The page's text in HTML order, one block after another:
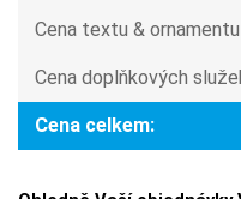
Cena textu & ornamentu
Cena doplňkových
Cena celkem: